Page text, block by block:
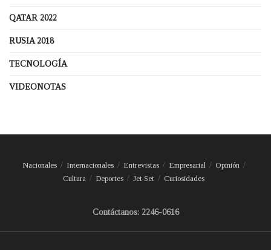
QATAR 2022
RUSIA 2018
TECNOLOGÍA
VIDEONOTAS
Nacionales Internacionales Entrevistas Empresarial
Opinión
Cultura
Deportes Jet Set Curiosidades
Contáctanos: 2246-0616